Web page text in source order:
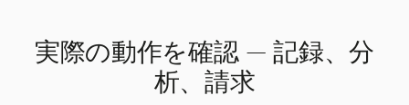
実際の動作を確認 — 記録、分
析、請求